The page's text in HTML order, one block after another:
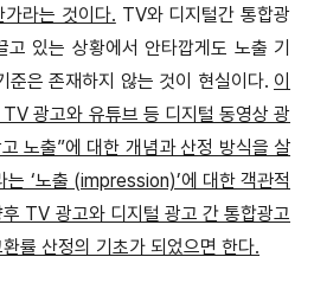
라는 것이다. TV와 디지털간 통합광
있는 상황에서 안타깝게도 노출 기
준은 존재하지 않는 것이 현실이다. 이
광고와 유튜브 등 디지털 동영상 광
노출”에 대한 개념과 산정 방식을 살
는 ‘노출 (impression)’에 대한 객관적
TV 광고와 디지털 광고 간 통합광고
률 산정의 기초가 되었으면 한다.